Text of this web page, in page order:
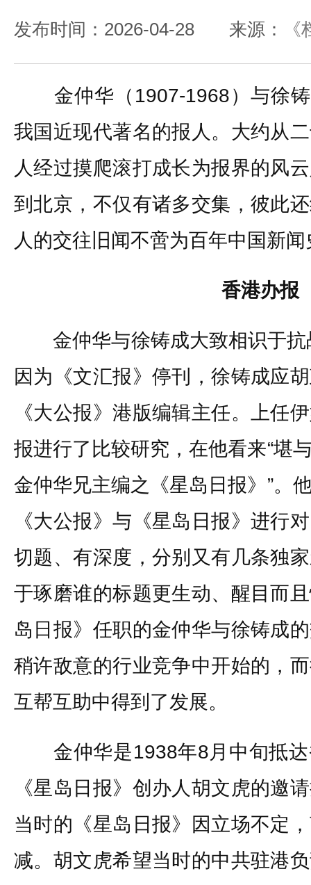
发布时间：2026-04-28 来源：
金仲华（1907-1968）与徐铸
我国近现代著名的报人。大约从
人经过摸爬滚打成长为报界的风
到北京，不仅有诸多交集，彼此
人的交往旧闻不啻为百年中国新
香港办报
金仲华与徐铸成大致相识于抗
因为《文汇报》停刊，徐铸成应
《大公报》港版编辑主任。上任
报进行了比较研究，在他看来“堪
金仲华兄主编之《星岛日报》”。
《大公报》与《星岛日报》进行
切题、有深度，分别又有几条独
于琢磨谁的标题更生动、醒目而
岛日报》任职的金仲华与徐铸成
稍许敌意的行业竞争中开始的，
互帮互助中得到了发展。
金仲华是1938年8月中旬抵达
《星岛日报》创办人胡文虎的邀
当时的《星岛日报》因立场不定
减。胡文虎希望当时的中共驻港